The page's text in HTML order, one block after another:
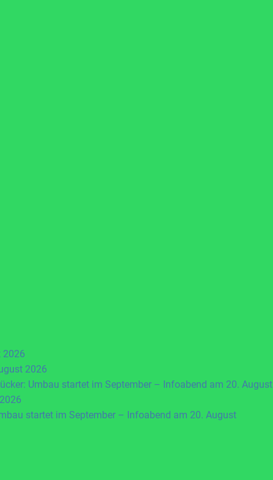
2026
2026
Umbau startet im September – Infoabend am 20. August
startet im September – Infoabend am 20. August